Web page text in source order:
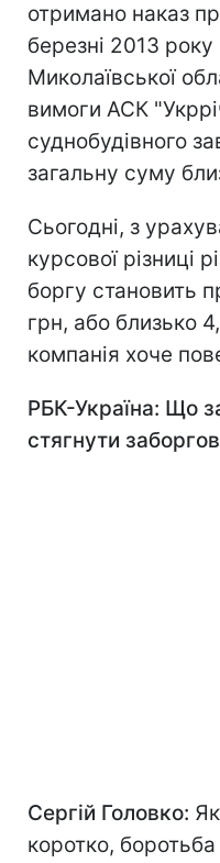
отримано наказ
березні 2013
Миколаївської
вимоги АСК
суднобудівного
загальну суму
Сьогодні, з
курсової різниці
боргу становить
грн, або близько
компанія хоче
РБК-Україна: Що
стягнути
Сергій Головко:
коротко,